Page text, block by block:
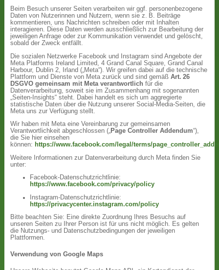
Beim Besuch unserer Seiten verarbeiten wir ggf. personenbezogene
Daten von Nutzerinnen und Nutzern, wenn sie z. B. Beiträge
kommentieren, uns Nachrichten schreiben oder mit Inhalten
interagieren. Diese Daten werden ausschließlich zur Bearbeitung der
jeweiligen Anfrage oder zur Kommunikation verwendet und gelöscht,
sobald der Zweck entfällt.
Die sozialen Netzwerke Facebook und Instagram sind Angebote der
Meta Platforms Ireland Limited, 4 Grand Canal Square, Grand Canal
Harbour, Dublin 2, Irland („Meta“). Wir greifen dabei auf die technische
Plattform und Dienste von Meta zurück und sind gemäßArt. 26
DSGVO gemeinsam mit Meta verantwortlich für die
Datenverarbeitung, soweit sie im Zusammenhang mit sogenannten
„Seiten-Insights“ steht. Dabei handelt es sich um aggregierte
statistische Daten über die Nutzung unserer Social-Media-Seiten, die
Meta uns zur Verfügung stellt.
Wir haben mit Meta eine Vereinbarung zur gemeinsamen
Verantwortlichkeit abgeschlossen („Page Controller Addendum“),
die Sie hier einsehen
können: https://www.facebook.com/legal/terms/
Weitere Informationen zur Datenverarbeitung durch Meta finden Sie
unter:
Facebook-Datenschutzrichtlinie:
https://www.facebook.com/privacy/policy
Instagram-Datenschutzrichtlinie:
https://privacycenter.instagram.com/policy
Bitte beachten Sie: Eine direkte Zuordnung Ihres Besuchs auf
unseren Seiten zu Ihrer Person ist für uns nicht möglich. Es gelten
die Nutzungs- und Datenschutzbedingungen der jeweiligen
Plattformen.
Verwendung von Google Maps